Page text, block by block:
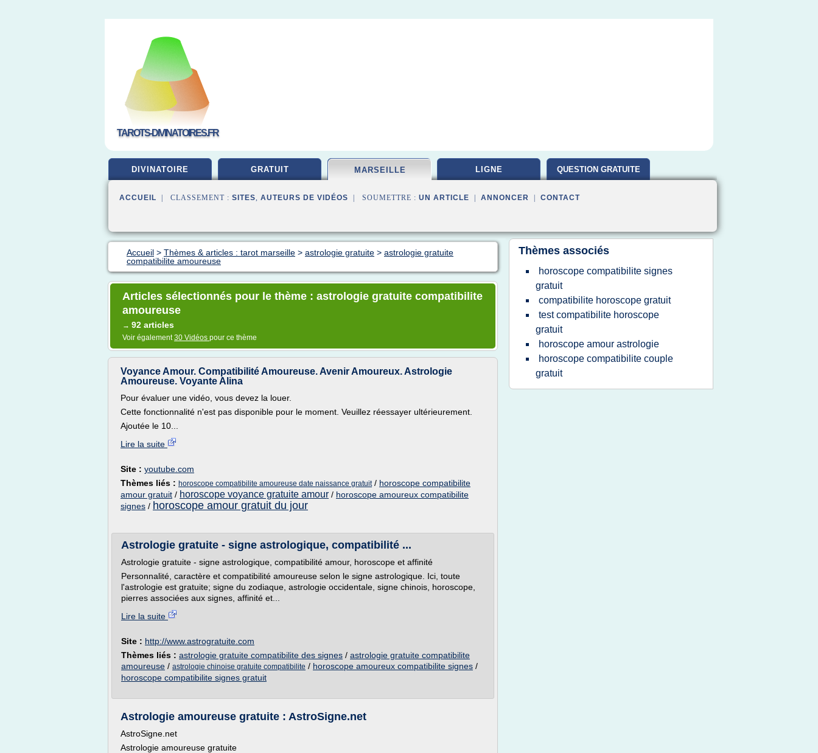
TAROTS-DIVINATOIRES.FR
DIVINATOIRE GRATUIT MARSEILLE LIGNE QUESTION GRATUITE
ACCUEIL | CLASSEMENT : SITES, AUTEURS DE VIDÉOS | SOUMETTRE : UN ARTICLE ANNONCER CONTACT
Accueil > Thèmes & articles : tarot marseille > astrologie gratuite > astrologie gratuite
compatibilite amoureuse
Articles sélectionnés pour le thème : astrologie gratuite compatibilite
amoureuse
→ 92 articles
Voir également30 Vidéos pour ce thème
Voyance Amour. Compatibilité Amoureuse. Avenir Amoureux. Astrologie
Amoureuse. Voyante Alina
Pour évaluer une vidéo, vous devez la louer.
Cette fonctionnalité n'est pas disponible pour le moment. Veuillez réessayer ultérieurement.
Ajoutée le 10...
Lire la suite
Site : youtube.com
Thèmes liés : horoscope compatibilite amoureuse date naissance gratuit/ horoscope compatibilite
amour gratuit / horoscope voyance gratuite amour / horoscope amoureux compatibilite
signes / horoscope amour gratuit du jour
Astrologie gratuite - signe astrologique, compatibilité ...
Astrologie gratuite - signe astrologique, compatibilité amour, horoscope et affinité
Personnalité, caractère et compatibilité amoureuse selon le signe astrologique. Ici, toute
l'astrologie est gratuite; signe du zodiaque, astrologie occidentale, signe chinois, horoscope,
pierres associées aux signes, affinité et...
Lire la suite
Site : http://www.astrogratuite.com
Thèmes liés : astrologie gratuite compatibilite des signes / astrologie gratuite compatibilite
amoureuse / astrologie chinoise gratuite compatibilite / horoscope amoureux compatibilite signes /
horoscope compatibilite signes gratuit
Astrologie amoureuse gratuite : AstroSigne.net
AstroSigne.net
Astrologie amoureuse gratuite
Thèmes associés
horoscope compatibilite signes
gratuit
compatibilite horoscope gratuit
test compatibilite horoscope
gratuit
horoscope amour astrologie
horoscope compatibilite couple
gratuit